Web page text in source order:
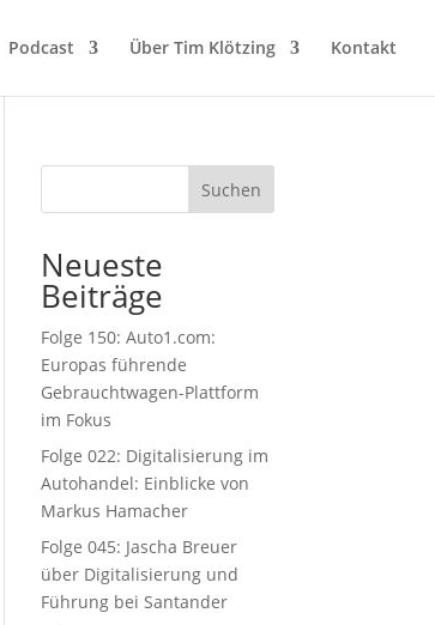
Podcast Über Tim Klötzing Kontakt
Suchen
Neueste
Beiträge
Folge 150: Auto1.com:
Europas führende
Gebrauchtwagen-Plattform
im Fokus
Folge 022: Digitalisierung im
Autohandel: Einblicke von
Markus Hamacher
Folge 045: Jascha Breuer
über Digitalisierung und
Führung bei Santander